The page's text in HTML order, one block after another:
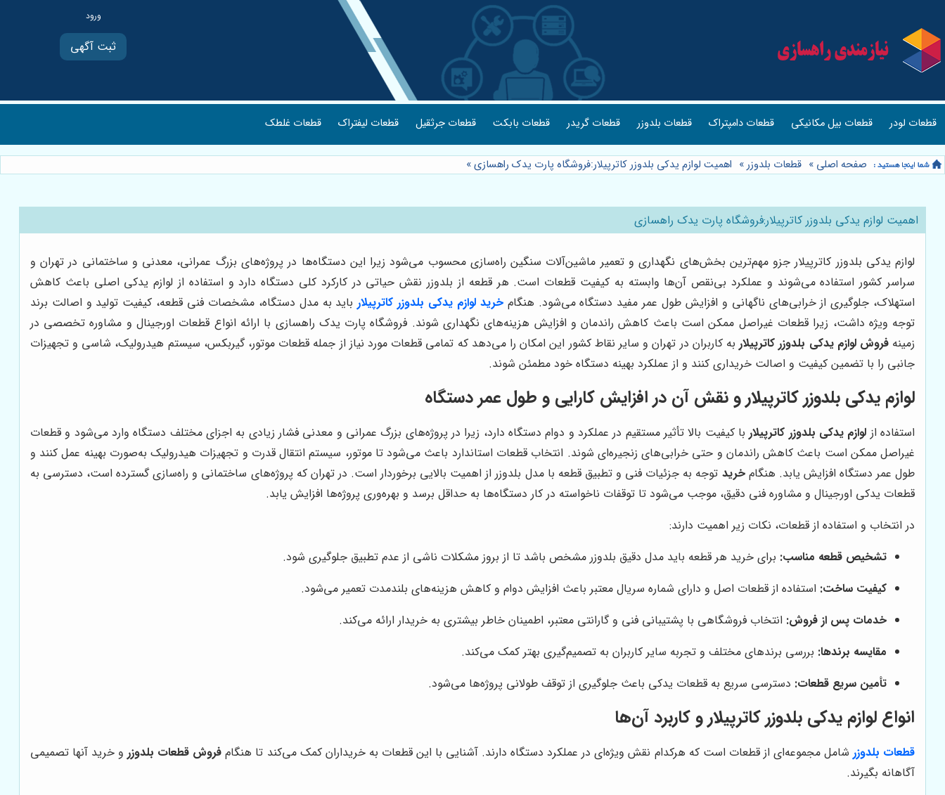
ثبت آگهی
قطعات لودر قطعات بیل مکانیکی قطعات دامپتراک قطعات بلدوزر قطعات گریدر قطعات بابکت قطعات جرثقیل قطعات لیفتراک قطعات غلطک
صفحه اصلی » قطعات بلدوزر» اهمیت لوازم یدکی بلدوزر کاترپیلار:فروشگاه پارت یدک راهسازی»
اهمیت لوازم یدکی بلدوزر کاترپیلار:فروشگاه پارت یدک راهسازی
لوازم یدکی بلدوزر کاترپیلار جزو مهم‌ترین بخش‌های نگهداری و تعمیر ماشین‌آلات سنگین راه‌سازی محسوب می‌شود زیرا این دستگاه‌ها در پروژه‌های بزرگ عمرانی، معدنی و ساختمانی در تهران و
سراسر کشور استفاده می‌شوند و عملکرد بی‌نقص آن‌ها وابسته به کیفیت قطعات است. هر قطعه از بلدوزر نقش حیاتی در کارکرد کلی دستگاه دارد و استفاده از لوازم یدکی اصلی باعث کاهش
استهلاک، جلوگیری از خرابی‌های ناگهانی و افزایش طول عمر مفید دستگاه می‌شود. هنگام خرید لوازم یدکی بلدوزر کاترپیلارباید به مدل دستگاه، مشخصات فنی قطعه، کیفیت تولید و اصالت برند
توجه ویژه داشت، زیرا قطعات غیراصل ممکن است باعث کاهش راندمان و افزایش هزینه‌های نگهداری شوند. فروشگاه پارت یدک راهسازی با ارائه انواع قطعات اورجینال و مشاوره تخصصی در
زمینه فروش لوازم یدکی بلدوزر کاترپیلار به کاربران در تهران و سایر نقاط کشور این امکان را می‌دهد که تمامی قطعات مورد نیاز از جمله قطعات موتور، گیربکس، سیستم هیدرولیک، شاسی و تجهیزات
جانبی را با تضمین کیفیت و اصالت خریداری کنند و از عملکرد بهینه دستگاه خود مطمئن شوند.
لوازم یدکی بلدوزر کاترپیلار و نقش آن در افزایش کارایی و طول عمر دستگاه
استفاده از لوازم یدکی بلدوزر کاترپیلار با کیفیت بالا تأثیر مستقیم در عملکرد و دوام دستگاه دارد، زیرا در پروژه‌های بزرگ عمرانی و معدنی فشار زیادی به اجزای مختلف دستگاه وارد می‌شود و قطعات
غیراصل ممکن است باعث کاهش راندمان و حتی خرابی‌های زنجیره‌ای شوند. انتخاب قطعات استاندارد باعث می‌شود تا موتور، سیستم انتقال قدرت و تجهیزات هیدرولیک به‌صورت بهینه عمل کنند و
طول عمر دستگاه افزایش یابد. هنگام خرید توجه به جزئیات فنی و تطبیق قطعه با مدل بلدوزر از اهمیت بالایی برخوردار است. در تهران که پروژه‌های ساختمانی و راه‌سازی گسترده است، دسترسی به
قطعات یدکی اورجینال و مشاوره فنی دقیق، موجب می‌شود تا توقفات ناخواسته در کار دستگاه‌ها به حداقل برسد و بهره‌وری پروژه‌ها افزایش یابد.
در انتخاب و استفاده از قطعات، نکات زیر اهمیت دارند:
تشخیص قطعه مناسب: برای خرید هر قطعه باید مدل دقیق بلدوزر مشخص باشد تا از بروز مشکلات ناشی از عدم تطبیق جلوگیری شود.
کیفیت ساخت: استفاده از قطعات اصل و دارای شماره سریال معتبر باعث افزایش دوام و کاهش هزینه‌های بلندمدت تعمیر می‌شود.
خدمات پس از فروش: انتخاب فروشگاهی با پشتیبانی فنی و گارانتی معتبر، اطمینان خاطر بیشتری به خریدار ارائه می‌کند.
مقایسه برندها: بررسی برندهای مختلف و تجربه سایر کاربران به تصمیم‌گیری بهتر کمک می‌کند.
تأمین سریع قطعات: دسترسی سریع به قطعات یدکی باعث جلوگیری از توقف طولانی پروژه‌ها می‌شود.
انواع لوازم یدکی بلدوزر کاترپیلار و کاربرد آن‌ها
قطعات بلدوزر شامل مجموعه‌ای از قطعات است که هرکدام نقش ویژه‌ای در عملکرد دستگاه دارند. آشنایی با این قطعات به خریداران کمک می‌کند تا هنگام فروش قطعات بلدوزر و خرید آنها تصمیمی
آگاهانه بگیرند.